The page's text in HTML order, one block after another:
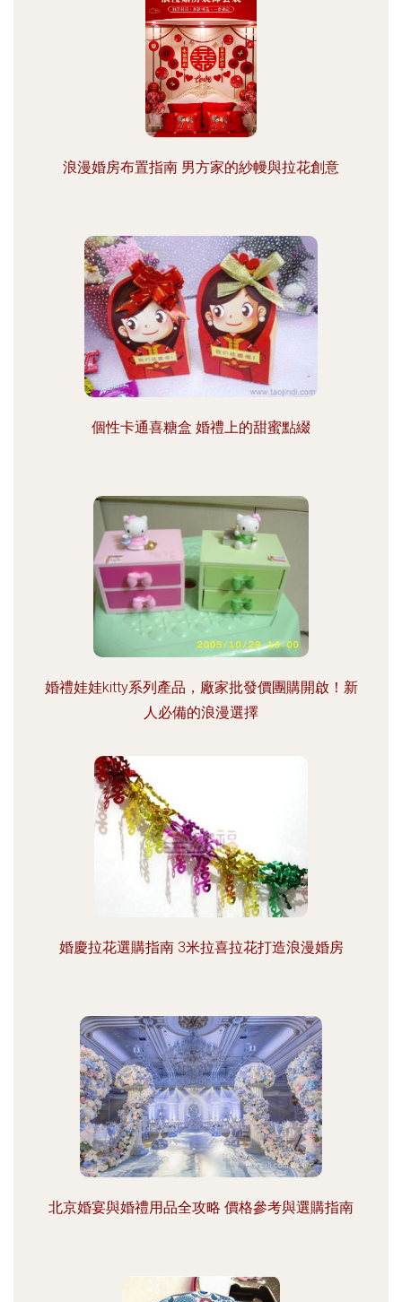
浪漫婚房布置指南 男方家的紗幔與拉花創意
個性卡通喜糖盒 婚禮上的甜蜜點綴
婚禮娃娃kitty系列產品，廠家批發價團購開啟！新
人必備的浪漫選擇
婚慶拉花選購指南 3米拉喜拉花打造浪漫婚房
北京婚宴與婚禮用品全攻略 價格參考與選購指南